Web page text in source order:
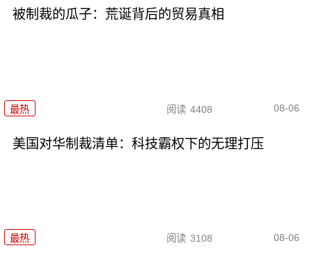
被制裁的瓜子：荒诞背后的贸易真相
最热 阅读 4408 08-06
美国对华制裁清单：科技霸权下的无理打压
最热 阅读 3108 08-06